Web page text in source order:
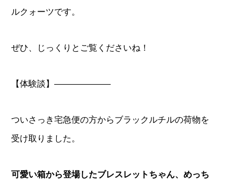
ルクォーツです。
ぜひ、じっくりとご覧くださいね！
【体験談】——————–
ついさっき宅急便の方からブラックルチルの荷物を
受け取りました。
可愛い箱から登場したブレスレットちゃん、めっち